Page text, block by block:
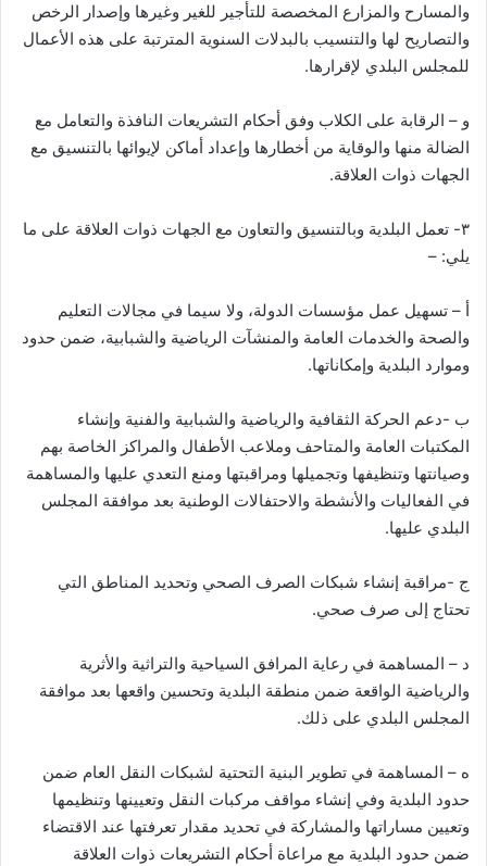
والمسارح والمزارع المخصصة للتأجير للغير وغيرها وإصدار الرخص
والتصاريح لها والتنسيب بالبدلات السنوية المترتبة على هذه الأعمال
للمجلس البلدي لإقرارها.
و – الرقابة على الكلاب وفق أحكام التشريعات النافذة والتعامل مع
الضالة منها والوقاية من أخطارها وإعداد أماكن لإيوائها بالتنسيق مع
الجهات ذوات العلاقة.
٣- تعمل البلدية وبالتنسيق والتعاون مع الجهات ذوات العلاقة على ما
يلي: –
أ – تسهيل عمل مؤسسات الدولة، ولا سيما في مجالات التعليم
والصحة والخدمات العامة والمنشآت الرياضية والشبابية، ضمن حدود
وموارد البلدية وإمكاناتها.
ب -دعم الحركة الثقافية والرياضية والشبابية والفنية وإنشاء
المكتبات العامة والمتاحف وملاعب الأطفال والمراكز الخاصة بهم
وصيانتها وتنظيفها وتجميلها ومراقبتها ومنع التعدي عليها والمساهمة
في الفعاليات والأنشطة والاحتفالات الوطنية بعد موافقة المجلس
البلدي عليها.
ج -مراقبة إنشاء شبكات الصرف الصحي وتحديد المناطق التي
تحتاج إلى صرف صحي.
د – المساهمة في رعاية المرافق السياحية والتراثية والأثرية
والرياضية الواقعة ضمن منطقة البلدية وتحسين واقعها بعد موافقة
المجلس البلدي على ذلك.
ه – المساهمة في تطوير البنية التحتية لشبكات النقل العام ضمن
حدود البلدية وفي إنشاء مواقف مركبات النقل وتعيينها وتنظيمها
وتعيين مساراتها والمشاركة في تحديد مقدار تعرفتها عند الاقتضاء
ضمن حدود البلدية مع مراعاة أحكام التشريعات ذوات العلاقة